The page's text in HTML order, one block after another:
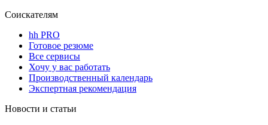
Соискателям
hh PRO
Готовое резюме
Все сервисы
Хочу у вас работать
Производственный календарь
Экспертная рекомендация
Новости и статьи